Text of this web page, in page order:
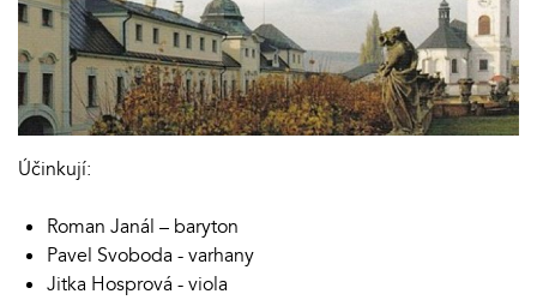
Účinkují:
Roman Janál – baryton
Pavel Svoboda - varhany
Jitka Hosprová - viola